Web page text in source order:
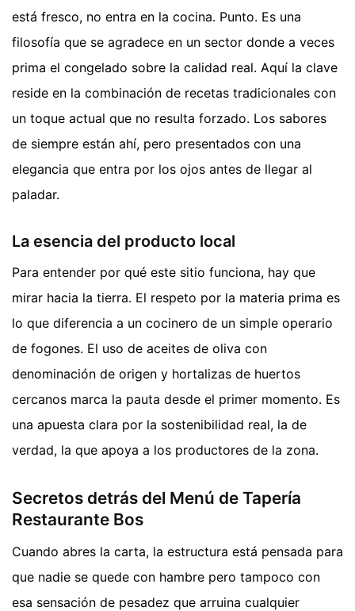
está fresco, no entra en la cocina. Punto. Es una
filosofía que se agradece en un sector donde a veces
prima el congelado sobre la calidad real. Aquí la clave
reside en la combinación de recetas tradicionales con
un toque actual que no resulta forzado. Los sabores
de siempre están ahí, pero presentados con una
elegancia que entra por los ojos antes de llegar al
paladar.
La esencia del producto local
Para entender por qué este sitio funciona, hay que
mirar hacia la tierra. El respeto por la materia prima es
lo que diferencia a un cocinero de un simple operario
de fogones. El uso de aceites de oliva con
denominación de origen y hortalizas de huertos
cercanos marca la pauta desde el primer momento. Es
una apuesta clara por la sostenibilidad real, la de
verdad, la que apoya a los productores de la zona.
Secretos detrás del Menú de Tapería
Restaurante Bos
Cuando abres la carta, la estructura está pensada para
que nadie se quede con hambre pero tampoco con
esa sensación de pesadez que arruina cualquier